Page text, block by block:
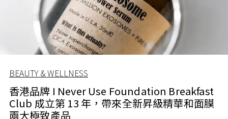
BEAUTY & WELLNESS
香港品牌 I Never Use Foundation Breakfast
Club 成立第 13 年，帶來全新昇級精華和面膜
兩大極致產品